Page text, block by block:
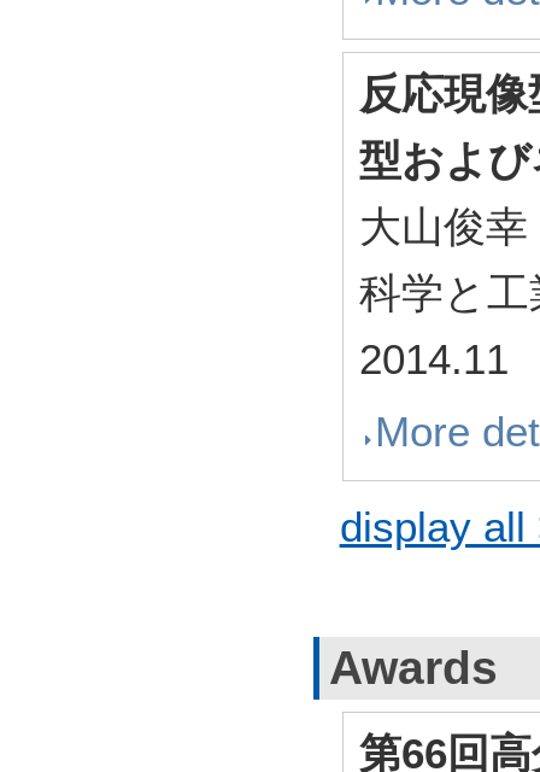
反応現
型およ
大山俊幸
科学と
2014.11
More
display all
Awards
第66回